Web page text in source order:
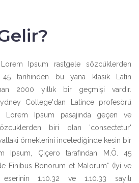
Lorem Ipsum rastgele sözcüklerden
tarihinden bu yana klasik Latin
2000 yıllık bir geçmişi vardır.
College'dan Latince profesörü
Lorem Ipsum pasajında geçen ve
biri olan 'consectetur'
örneklerini incelediğinde kesin bir
Ipsum, Çiçero tarafından M.Ö. 45
Finibus Bonorum et Malorum" (İyi ve
eserinin 1.10.32 ve 1.10.33 sayılı